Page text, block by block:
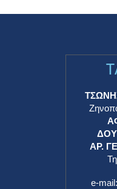
ΑΡ.
e-mail: